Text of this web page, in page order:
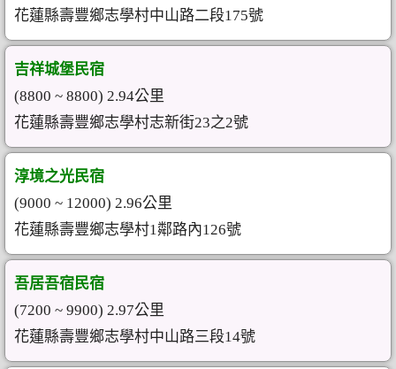
花蓮縣壽豐鄉志學村中山路二段175號
吉祥城堡民宿
(8800 ~ 8800) 2.94公里
花蓮縣壽豐鄉志學村志新街23之2號
淳境之光民宿
(9000 ~ 12000) 2.96公里
花蓮縣壽豐鄉志學村1鄰路內126號
吾居吾宿民宿
(7200 ~ 9900) 2.97公里
花蓮縣壽豐鄉志學村中山路三段14號